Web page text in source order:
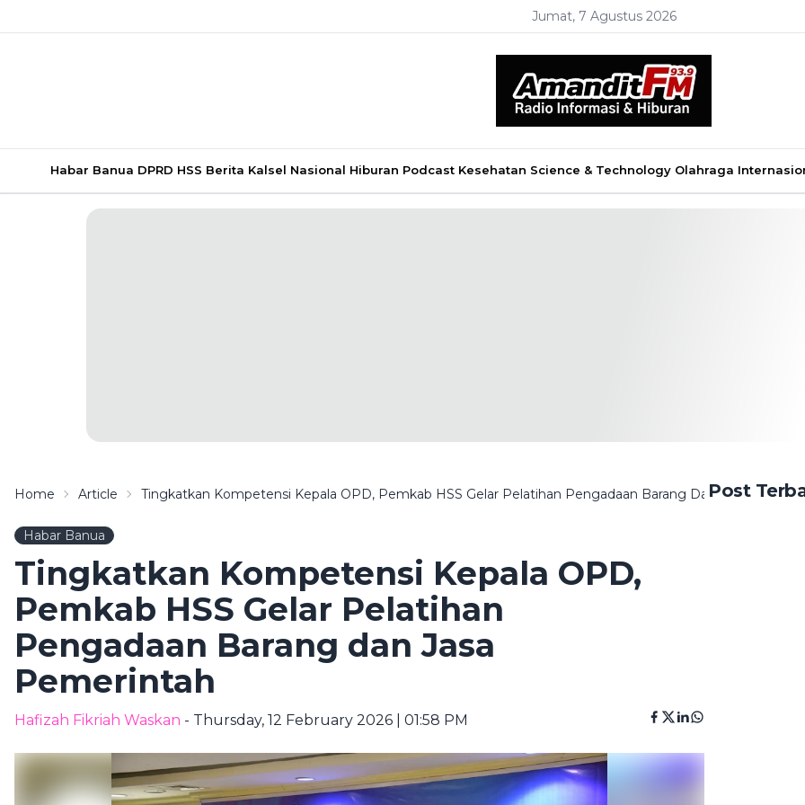
Jumat, 7 Agustus 2026
Habar Banua DPRD HSS Berita Kalsel Nasional Hiburan Podcast Kesehatan Science & Technology Olahraga
Home Article Tingkatkan Kompetensi Kepala OPD, Pemkab HSS Gelar Pelatihan Pengadaan Barang Dan Jasa
Habar Banua
Tingkatkan Kompetensi Kepala OPD,
Pemkab HSS Gelar Pelatihan
Pengadaan Barang dan Jasa
Pemerintah
Hafizah Fikriah Waskan - Thursday, 12 February 2026 | 01:58 PM
Post